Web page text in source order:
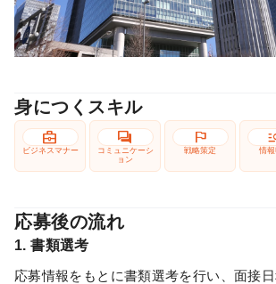
身につくスキル
business_center
ビジネスマナー
forum
コミュニケーシ
ョン
flag
戦略策定 情
応募後の流れ
1. 書類選考
応募情報をもとに書類選考を行い、面接